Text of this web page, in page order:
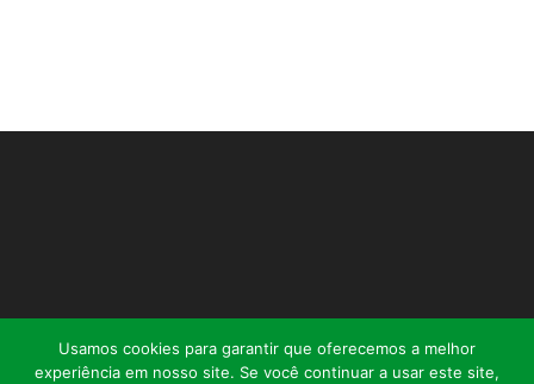
Usamos cookies para garantir que oferecemos a melhor
experiência em nosso site. Se você continuar a usar este site,